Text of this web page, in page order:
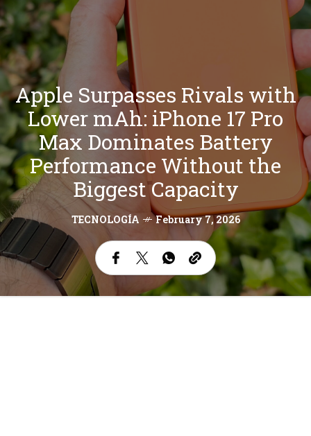
Apple Surpasses Rivals with
Lower mAh: iPhone 17 Pro
Max Dominates Battery
Performance Without the
Biggest Capacity
TECNOLOGÍA February 7, 2026